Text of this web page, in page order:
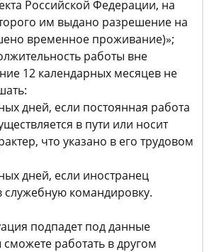
Российской Федерации, на
им выдано разрешение на
временное проживание)»;
работы вне
12 календарных месяцев не
дней, если постоянная работа
в пути или носит
что указано в его трудовом
дней, если иностранец
служебную командировку.
подпадет под данные
работать в другом